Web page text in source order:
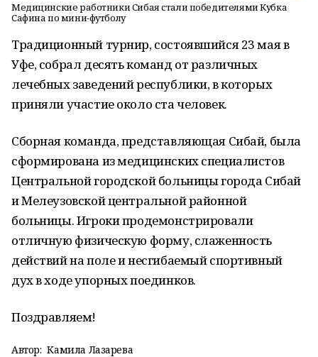
Медицинские работники Сибая стали победителями Кубка
Сафина по мини-футболу
Традиционный турнир, состоявшийся 23 мая в
Уфе, собрал десять команд от различных
лечебных заведений республики, в которых
приняли участие около ста человек.
Сборная команда, представляющая Сибай, была
сформирована из медицинских специалистов
Центральной городской больницы города Сибай
и Мелеузовской центральной районной
больницы. Игроки продемонстрировали
отличную физическую форму, слаженность
действий на поле и несгибаемый спортивный
дух в ходе упорных поединков.
Поздравляем!
Автор: Камила Лазарева